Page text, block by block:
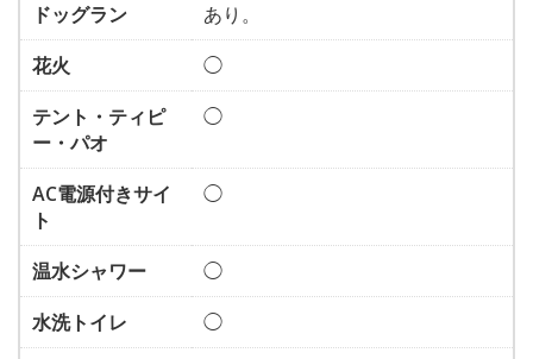
ドッグラン
あり。
花火
◯
テント・ティピ
ー・パオ
◯
AC電源付きサイ
ト
◯
温水シャワー
◯
水洗トイレ
◯